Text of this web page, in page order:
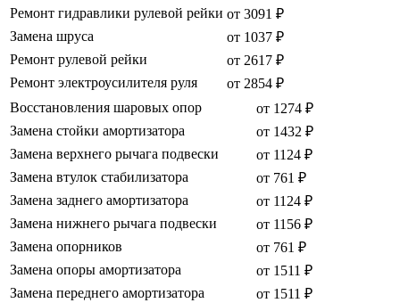
Ремонт гидравлики рулевой рейки от 3091 ₽
Замена шруса
от 1037 ₽
Ремонт рулевой рейки
от 2617 ₽
Ремонт электроусилителя руля
от 2854 ₽
Восстановления шаровых опор
от 1274 ₽
Замена стойки амортизатора
от 1432 ₽
Замена верхнего рычага подвески
от 1124 ₽
Замена втулок стабилизатора
от 761 ₽
Замена заднего амортизатора
от 1124 ₽
Замена нижнего рычага подвески
от 1156 ₽
Замена опорников
от 761 ₽
Замена опоры амортизатора
от 1511 ₽
Замена переднего амортизатора
от 1511 ₽